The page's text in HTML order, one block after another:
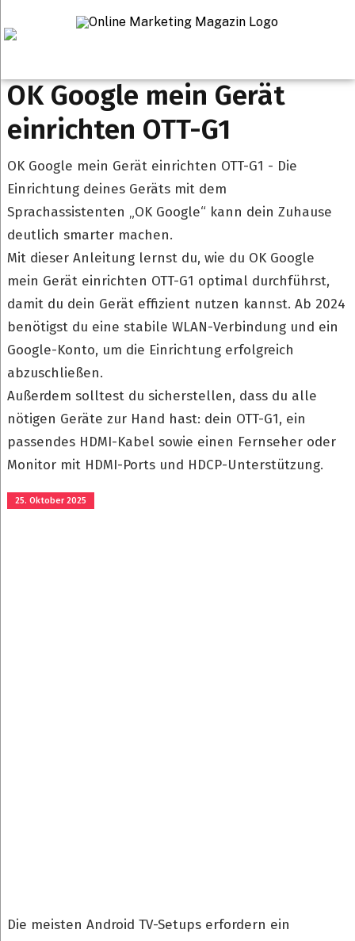
Startseite
OK Google mein Gerät
einrichten OTT-G1
OK Google mein Gerät einrichten OTT-G1 - Die
Einrichtung deines Geräts mit dem
Sprachassistenten „OK Google“ kann dein Zuhause
deutlich smarter machen.
Mit dieser Anleitung lernst du, wie du OK Google
mein Gerät einrichten OTT-G1 optimal durchführst,
damit du dein Gerät effizient nutzen kannst. Ab 2024
benötigst du eine stabile WLAN-Verbindung und ein
Google-Konto, um die Einrichtung erfolgreich
abzuschließen.
Außerdem solltest du sicherstellen, dass du alle
nötigen Geräte zur Hand hast: dein OTT-G1, ein
passendes HDMI-Kabel sowie einen Fernseher oder
Monitor mit HDMI-Ports und HDCP-Unterstützung.
25. Oktober 2025
Die meisten Android TV-Setups erfordern ein